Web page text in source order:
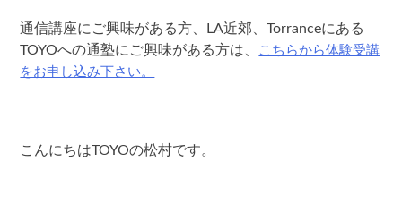
通信講座にご興味がある方、LA近郊、Torranceにある
TOYOへの通塾にご興味がある方は、
こちらから体験受講
をお申し込み下さい。
こんにちはTOYOの松村です。